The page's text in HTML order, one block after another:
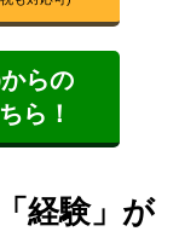
らの
ら！
経験」が